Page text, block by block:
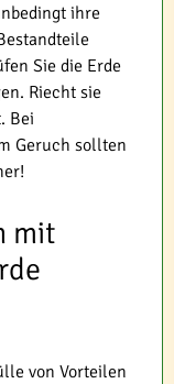
ihre
Sie die Erde
Riecht sie
Bei
Geruch sollten
mit
von Vorteilen